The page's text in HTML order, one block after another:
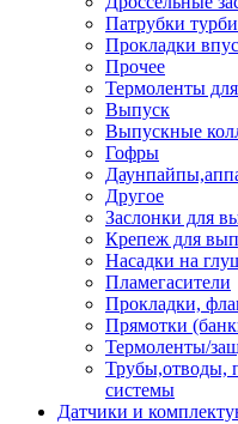
Патрубки
Прокладки
Прочее
Термоленты
Выпуск
Выпускные
Гофры
Другое
Заслонки для
Крепеж для
Насадки на
Пламегасители
Прокладки,
Прямотки
Термоленты/
Трубы,отводы,
системы
Датчики и